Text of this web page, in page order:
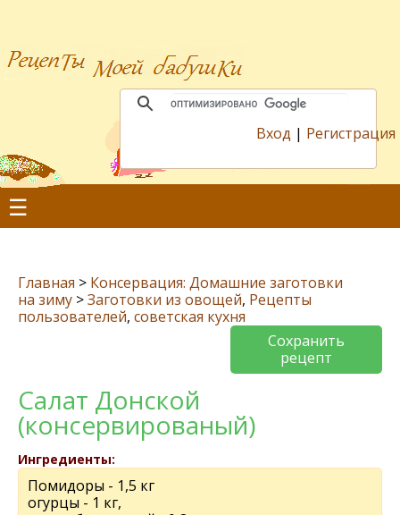
Вход | Регистрация
☰
Главная > Консервация: Домашние заготовки
на зиму >Заготовки из овощей, Рецепты
пользователей, советская кухня
Сохранить
рецепт
Салат Донской
(консервированый)
Ингредиенты:
Помидоры - 1,5 кг
огурцы - 1 кг,